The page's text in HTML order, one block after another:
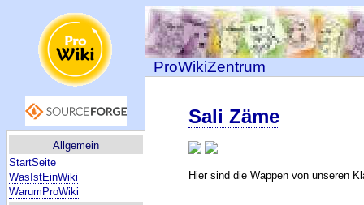
Allgemein
StartSeite
WasIstEinWiki
WarumProWiki
ProWikiZentrum
Sali Zäme
Hier sind die Wappen von unseren